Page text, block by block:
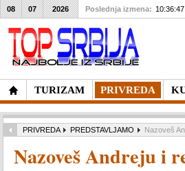
TURIZAM PRIVREDA
08 07 2026 Poslednja izmena:
PRIVREDA PREDSTAVLJAMO Nazoveš
Nazoveš Andreju i